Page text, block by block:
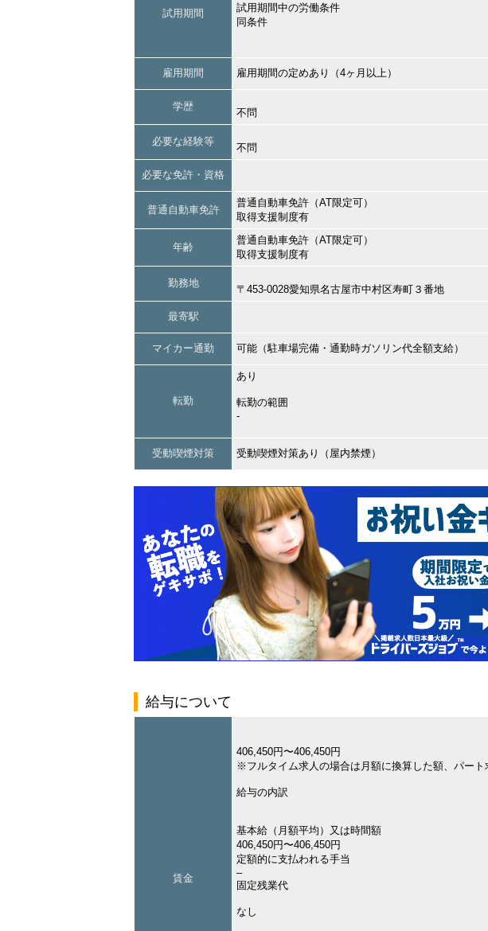
試用期間
試用期間中の労働条件
同条件
雇用期間 雇用期間の定めあり（4ヶ月以上）
学歴
不問
必要な経験等
不問
必要な免許・資格
普通自動車免許
普通自動車免許（AT限定可）
取得支援制度有
年齢
普通自動車免許（AT限定可）
取得支援制度有
勤務地
〒453-0028愛知県名古屋市中村区寿町３番地
最寄駅
マイカー通勤 可能（駐車場完備・通勤時ガソリン代全額支給）
転勤
あり
転勤の範囲
‐
受動喫煙対策 受動喫煙対策あり（屋内禁煙）
給与について
賃金
406,450円〜406,450円
※フルタイム求人の場合は月額に換算した額、パー
給与の内訳
基本給（月額平均）又は時間額
406,450円〜406,450円
定額的に支払われる手当
–
固定残業代
なし